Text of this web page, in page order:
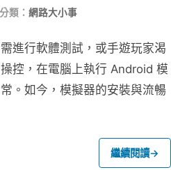
分類： 網路大小事
進行軟體測試，或手遊玩家渴
控，在電腦上執行 Android 模
。如今，模擬器的安裝與流暢
繼續閱讀→